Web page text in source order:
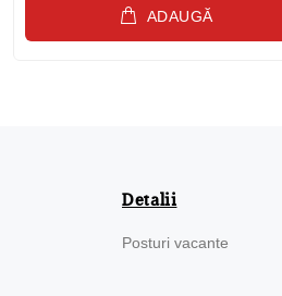
ADAUGĂ
Detalii
Posturi vacante